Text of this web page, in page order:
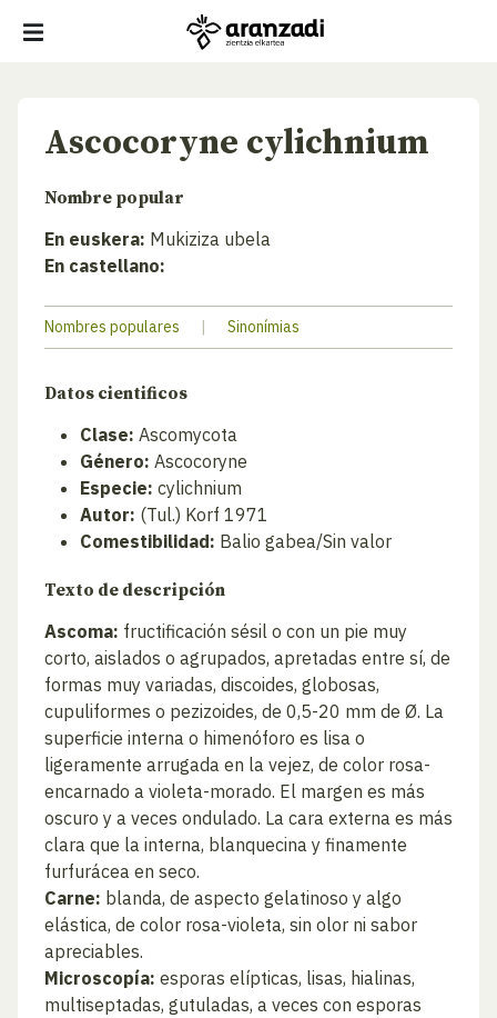
Ascocoryne cylichnium
Nombre popular
En euskera: Mukiziza ubela
En castellano:
Nombres populares | Sinonímias
Datos cientificos
Clase: Ascomycota
Género: Ascocoryne
Especie: cylichnium
Autor: (Tul.) Korf 1971
Comestibilidad: Balio gabea/Sin valor
Texto de descripción
Ascoma: fructificación sésil o con un pie muy
corto, aislados o agrupados, apretadas entre sí, de
formas muy variadas, discoides, globosas,
cupuliformes o pezizoides, de 0,5-20 mm de Ø. La
superficie interna o himenóforo es lisa o
ligeramente arrugada en la vejez, de color rosa-
encarnado a violeta-morado. El margen es más
oscuro y a veces ondulado. La cara externa es más
clara que la interna, blanquecina y finamente
furfurácea en seco.
Carne: blanda, de aspecto gelatinoso y algo
elástica, de color rosa-violeta, sin olor ni sabor
apreciables.
Microscopía: esporas elípticas, lisas, hialinas,
multiseptadas, gutuladas, a veces con esporas